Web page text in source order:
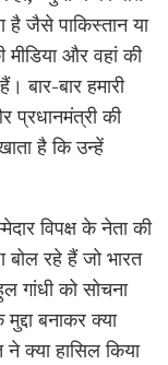
है जैसे पाकिस्तान या
और वहां की
बार-बार हमारी
प्रधानमंत्री की
है कि उन्हें
विपक्ष के नेता की
बोल रहे हैं जो भारत
गांधी को सोचना
बनाकर क्या
क्या हासिल किया